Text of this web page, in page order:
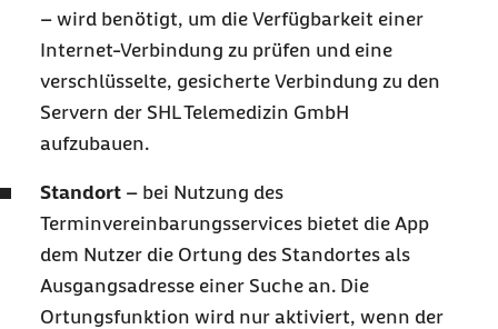
– wird benötigt, um die Verfügbarkeit einer
Internet-Verbindung zu prüfen und eine
verschlüsselte, gesicherte Verbindung zu den
Servern der SHL Telemedizin GmbH
aufzubauen.
Standort – bei Nutzung des
Terminvereinbarungsservices bietet die App
dem Nutzer die Ortung des Standortes als
Ausgangsadresse einer Suche an. Die
Ortungsfunktion wird nur aktiviert, wenn der